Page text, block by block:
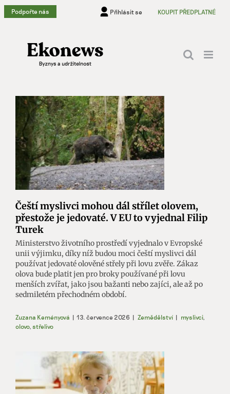
Přeskočit
na
Podpořte nás Přihlásit se KOUPIT PŘEDPLATNÉ
Čeští myslivci mohou dál střílet olovem,
přestože je jedovaté. V EU to vyjednal Filip
Turek
Ministerstvo životního prostředí vyjednalo v Evropské
unii výjimku, díky níž budou moci čeští myslivci dál
používat jedovaté olověné střely při lovu zvěře. Zákaz
olova bude platit jen pro broky používané při lovu
menších zvířat, jako jsou bažanti nebo zajíci, ale až po
sedmiletém přechodném období.
Zuzana Keményová | 13. července 2026 | Zemědělství | myslivci,
olovo, střelivo